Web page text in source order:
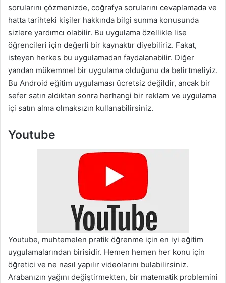
sorularını çözmenizde, coğrafya sorularını cevaplamada ve
hatta tarihteki kişiler hakkında bilgi sunma konusunda
sizlere yardımcı olabilir. Bu uygulama özellikle lise
öğrencileri için değerli bir kaynaktır diyebiliriz. Fakat,
isteyen herkes bu uygulamadan faydalanabilir. Diğer
yandan mükemmel bir uygulama olduğunu da belirtmeliyiz.
Bu Android eğitim uygulaması ücretsiz değildir, ancak bir
sefer satın aldıktan sonra herhangi bir reklam ve uygulama
içi satın alma olmaksızın kullanabilirsiniz.
Youtube
Youtube, muhtemelen pratik öğrenme için en iyi eğitim
uygulamalarından birisidir. Hemen hemen her konu için
öğretici ve ne nasıl yapılır videolarını bulabilirsiniz.
Arabanızın yağını değiştirmekten, bir matematik problemini